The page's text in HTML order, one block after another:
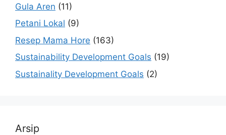
Gula Aren (11)
Petani Lokal (9)
Resep Mama Hore (163)
Sustainability Development Goals (19)
Sustainality Development Goals (2)
Arsip